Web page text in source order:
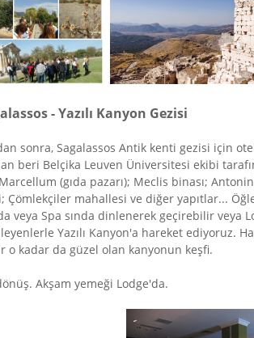
- Yazılı Kanyon Gezisi
sonra, Sagalassos Antik kenti gezisi için
beri Belçika Leuven Üniversitesi ekibi
(gıda pazarı); Meclis binası;
mahallesi ve diğer yapıtlar...
veya Spa sında dinlenerek geçirebilir
Yazılı Kanyon'a hareket ediyoruz.
o kadar da güzel olan kanyonun keşfi.
Akşam yemeği Lodge'da.